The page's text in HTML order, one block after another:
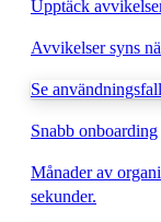
Upptäck
Avvikelser syns
Se användningsfall
Snabb onboarding
Månader av
sekunder.